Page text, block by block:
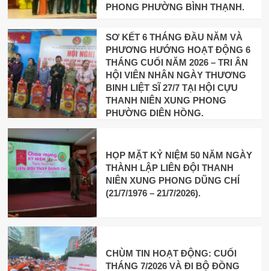
PHONG PHƯỜNG BÌNH THẠNH.
SƠ KẾT 6 THÁNG ĐẦU NĂM VÀ
PHƯƠNG HƯỚNG HOẠT ĐỘNG 6
THÁNG CUỐI NĂM 2026 – TRI ÂN
HỘI VIÊN NHÂN NGÀY THƯƠNG
BINH LIỆT SĨ 27/7 TẠI HỘI CỰU
THANH NIÊN XUNG PHONG
PHƯỜNG DIÊN HỒNG.
HỌP MẶT KỶ NIỆM 50 NĂM NGÀY
THÀNH LẬP LIÊN ĐỘI THANH
NIÊN XUNG PHONG DŨNG CHÍ
(21/7/1976 – 21/7/2026).
CHÙM TIN HOẠT ĐỘNG: CUỐI
THÁNG 7/2026 VÀ ĐI BỘ ĐỒNG